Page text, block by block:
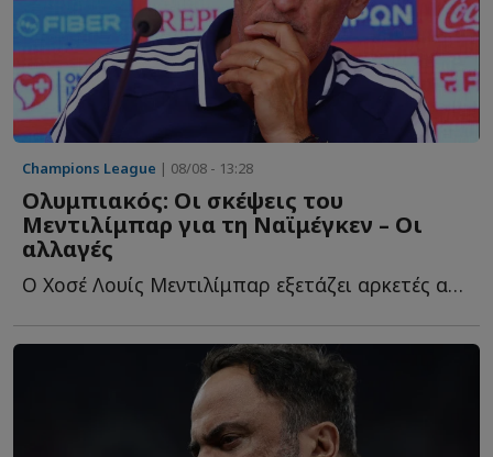
Champions League | 08/08 - 13:28
Ολυμπιακός: Οι σκέψεις του
Μεντιλίμπαρ για τη Ναϊμέγκεν – Οι
αλλαγές
Ο Χοσέ Λουίς Μεντιλίμπαρ εξετάζει αρκετές αλλαγές ε...